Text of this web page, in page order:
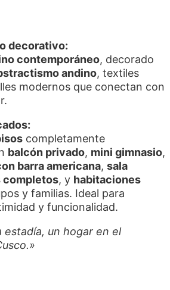
decorativo:
contemporáneo, decorado
andino, textiles
modernos que conectan con
completamente
balcón privado, mini gimnasio,
barra americana, sala
completos, y habitaciones
y familias. Ideal para
y funcionalidad.
estadía, un hogar en el